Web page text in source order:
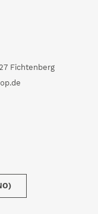
Fichtenberg